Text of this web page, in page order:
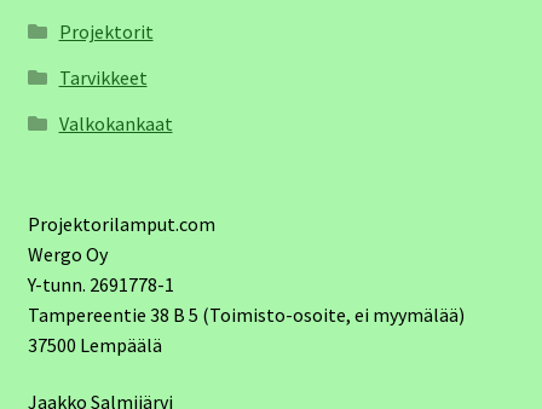
Projektorit
Tarvikkeet
Valkokankaat
Projektorilamput.com
Wergo Oy
Y-tunn. 2691778-1
Tampereentie 38 B 5 (Toimisto-osoite, ei myymälää)
37500 Lempäälä
Jaakko Salmijärvi